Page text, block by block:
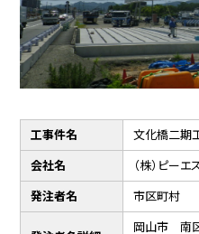
工事件名
文化橋二期
会社名
（株）ピーエ
発注者名
市区町村
岡山市 南